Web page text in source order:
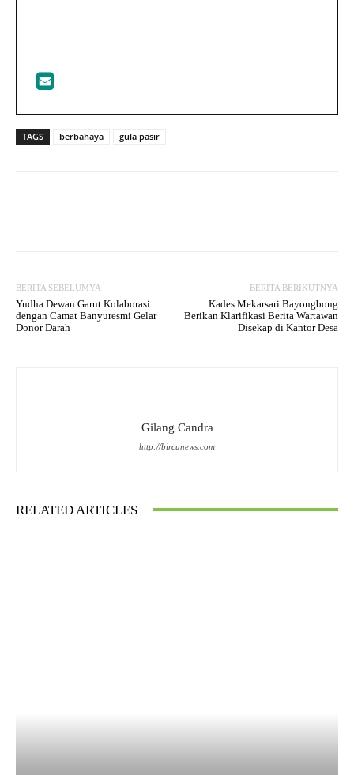
TAGS berbahaya gula pasir
BERITA SEBELUMYA
Yudha Dewan Garut Kolaborasi
dengan Camat Banyuresmi Gelar
Donor Darah
BERITA BERIKUTNYA
Kades Mekarsari Bayongbong
Berikan Klarifikasi Berita Wartawan
Disekap di Kantor Desa
Gilang Candra
http://bircunews.com
RELATED ARTICLES